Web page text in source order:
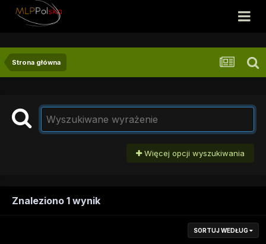
Strona główna
Więcej opcji wyszukiwania
Znaleziono 1 wynik
SORTUJ WEDŁUG